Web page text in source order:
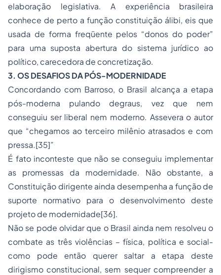
elaboração legislativa. A experiência brasileira
conhece de perto a função constituição álibi, eis que
usada de forma freqüente pelos “donos do poder”
para uma suposta abertura do sistema jurídico ao
político, carecedora de concretização.
3. OS DESAFIOS DA PÓS-MODERNIDADE
Concordando com Barroso, o Brasil alcança a etapa
pós-moderna pulando degraus, vez que nem
conseguiu ser liberal nem moderno. Assevera o autor
que “chegamos ao terceiro milênio atrasados e com
pressa.[35]”
É fato inconteste que não se conseguiu implementar
as promessas da modernidade. Não obstante, a
Constituição dirigente ainda desempenha a função de
suporte normativo para o desenvolvimento deste
projeto de modernidade[36].
Não se pode olvidar que o Brasil ainda nem resolveu o
combate as três violências – física, política e social-
como pode então querer saltar a etapa deste
dirigismo constitucional, sem sequer compreender a